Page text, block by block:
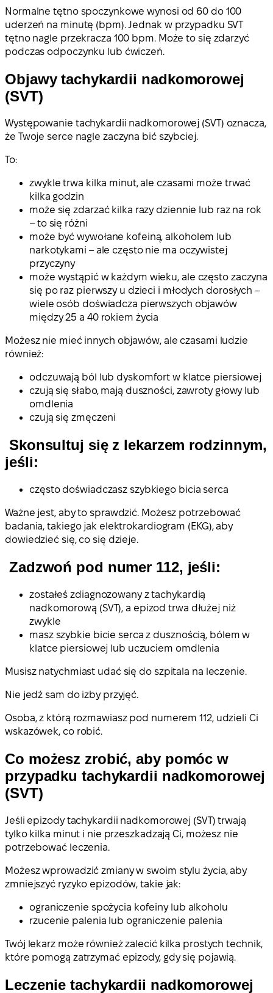
Normalne tętno spoczynkowe wynosi od 60 do 100
uderzeń na minutę (bpm). Jednak w przypadku SVT
tętno nagle przekracza 100 bpm. Może to się zdarzyć
podczas odpoczynku lub ćwiczeń.
Objawy tachykardii nadkomorowej
(SVT)
Występowanie tachykardii nadkomorowej (SVT) oznacza,
że Twoje serce nagle zaczyna bić szybciej.
To:
zwykle trwa kilka minut, ale czasami może trwać
kilka godzin
może się zdarzać kilka razy dziennie lub raz na rok
– to się różni
może być wywołane kofeiną, alkoholem lub
narkotykami – ale często nie ma oczywistej
przyczyny
może wystąpić w każdym wieku, ale często zaczyna
się po raz pierwszy u dzieci i młodych dorosłych –
wiele osób doświadcza pierwszych objawów
między 25 a 40 rokiem życia
Możesz nie mieć innych objawów, ale czasami ludzie
również:
odczuwają ból lub dyskomfort w klatce piersiowej
czują się słabo, mają duszności, zawroty głowy lub
omdlenia
czują się zmęczeni
Skonsultuj się z lekarzem rodzinnym,
jeśli:
często doświadczasz szybkiego bicia serca
Ważne jest, aby to sprawdzić. Możesz potrzebować
badania, takiego jak elektrokardiogram (EKG), aby
dowiedzieć się, co się dzieje.
Zadzwoń pod numer 112, jeśli:
zostałeś zdiagnozowany z tachykardią
nadkomorową (SVT), a epizod trwa dłużej niż
zwykle
masz szybkie bicie serca z dusznością, bólem w
klatce piersiowej lub uczuciem omdlenia
Musisz natychmiast udać się do szpitala na leczenie.
Nie jedź sam do izby przyjęć.
Osoba, z którą rozmawiasz pod numerem 112, udzieli Ci
wskazówek, co robić.
Co możesz zrobić, aby pomóc w
przypadku tachykardii nadkomorowej
(SVT)
Jeśli epizody tachykardii nadkomorowej (SVT) trwają
tylko kilka minut i nie przeszkadzają Ci, możesz nie
potrzebować leczenia.
Możesz wprowadzić zmiany w swoim stylu życia, aby
zmniejszyć ryzyko epizodów, takie jak:
ograniczenie spożycia kofeiny lub alkoholu
rzucenie palenia lub ograniczenie palenia
Twój lekarz może również zalecić kilka prostych technik,
które pomogą zatrzymać epizody, gdy się pojawią.
Leczenie tachykardii nadkomorowej